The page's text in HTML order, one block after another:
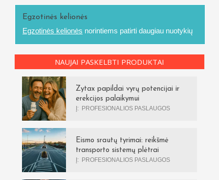
Egzotinės kelionės
Egzotinės kelionės norintiems patirti daugiau nuotykių
NAUJAI PASKELBTI PRODUKTAI
Zytax papildai vyrų potencijai ir
erekcijos palaikymui
Į: PROFESIONALIOS PASLAUGOS
Eismo srautų tyrimai: reikšmė
transporto sistemų plėtrai
Į: PROFESIONALIOS PASLAUGOS